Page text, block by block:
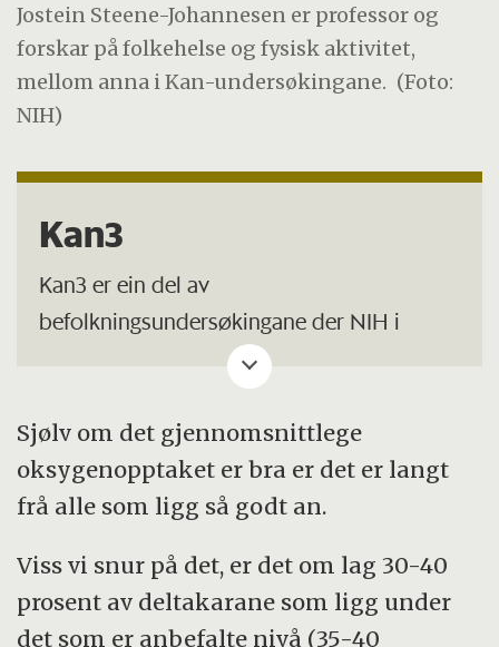
Jostein Steene-Johannesen er professor og
forskar på folkehelse og fysisk aktivitet,
mellom anna i Kan-undersøkingane. (Foto:
NIH)
Kan3
Kan3 er ein del av
befolkningsundersøkingane der NIH i
samarbeid med Folkehelseinstituttet og
Helsedirektoratet kartlegg aktivitetsnivået
og den fysiske forma til nordmenn med
jamne mellomrom. Testinga har blitt
gjennomført ved Norges idrettshøgskole,
Høgskolen i Innlandet, Universitet i
Stavanger og Høgskulen på Vestlandet.
Sjølv om det gjennomsnittlege
oksygenopptaket er bra er det er langt
frå alle som ligg så godt an.
Viss vi snur på det, er det om lag 30-40
prosent av deltakarane som ligg under
det som er anbefalte nivå (35-40